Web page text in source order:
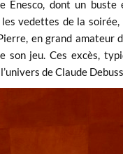
Enesco, dont un
vedettes de la
en grand
jeu. Ces excès,
de Claude